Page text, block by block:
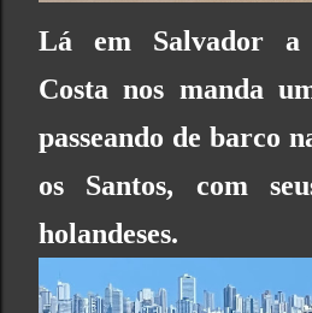
Lá em Salvador a
Costa nos manda
passeando de barco
os Santos, com
holandeses.